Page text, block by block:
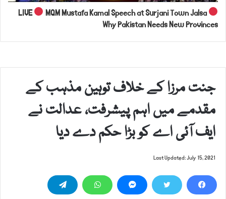
LIVE
MQM Mustafa Kamal Speech at Surjani Town Jalsa
Why Pakistan Needs New Provinces